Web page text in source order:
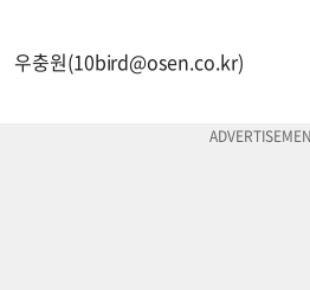
우충원(10bird@osen.co.kr)